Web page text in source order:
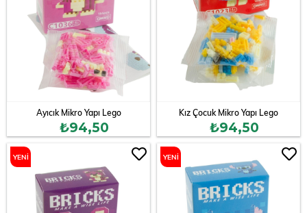
Ayıcık Mikro Yapı Lego
₺94,50
Kız Çocuk Mikro Yapı Lego
₺94,50
YENI YENI